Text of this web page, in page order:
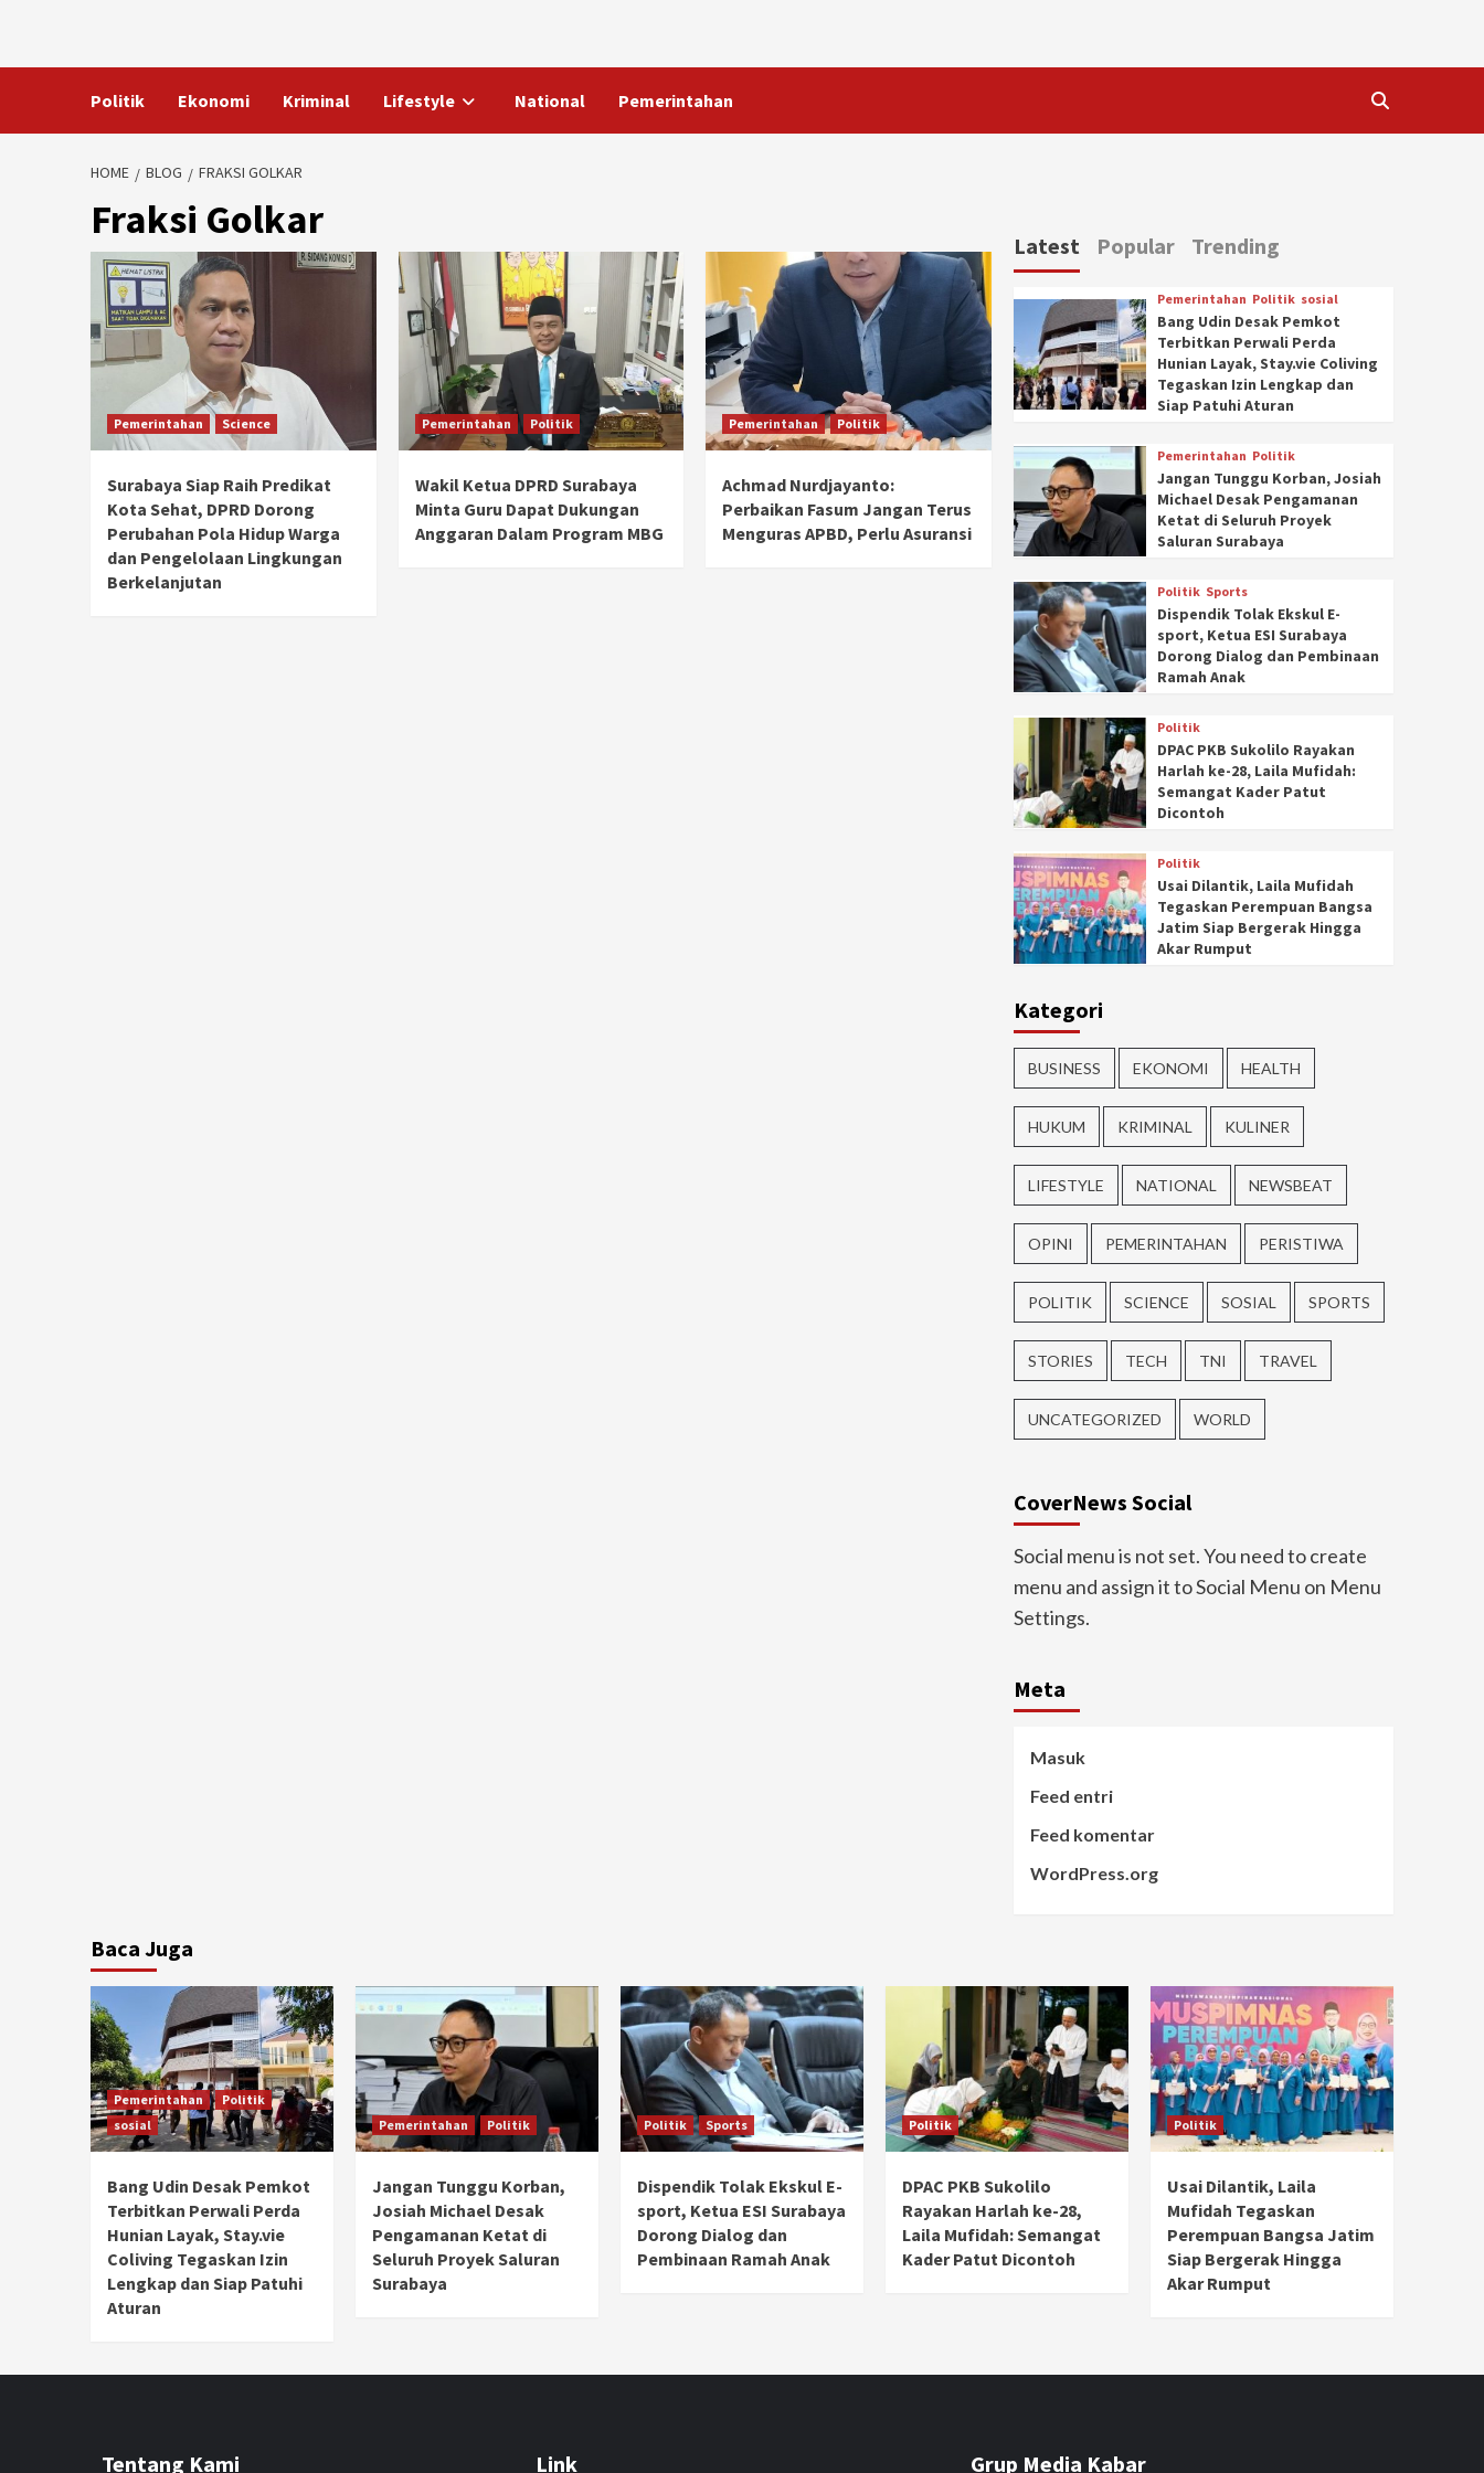
Politik Ekonomi Kriminal Lifestyle National Pemerintahan
HOME BLOG FRAKSI GOLKAR
Fraksi Golkar
Pemerintahan Science
Surabaya Siap Raih Predikat
Kota Sehat, DPRD Dorong
Perubahan Pola Hidup Warga
dan Pengelolaan Lingkungan
Berkelanjutan
Pemerintahan Politik
Wakil Ketua DPRD Surabaya
Minta Guru Dapat Dukungan
Anggaran Dalam Program MBG
Pemerintahan Politik
Achmad Nurdjayanto:
Perbaikan Fasum Jangan Terus
Menguras APBD, Perlu Asuransi
Latest Popular Trending
Pemerintahan Politik sosial
Bang Udin Desak Pemkot
Terbitkan Perwali Perda
Hunian Layak, Stay.vie Coliving
Tegaskan Izin Lengkap dan
Siap Patuhi Aturan
Pemerintahan Politik
Jangan Tunggu Korban, Josiah
Michael Desak Pengamanan
Ketat di Seluruh Proyek
Saluran Surabaya
Politik Sports
Dispendik Tolak Ekskul E-
sport, Ketua ESI Surabaya
Dorong Dialog dan Pembinaan
Ramah Anak
Politik
DPAC PKB Sukolilo Rayakan
Harlah ke-28, Laila Mufidah:
Semangat Kader Patut
Dicontoh
Politik
Usai Dilantik, Laila Mufidah
Tegaskan Perempuan Bangsa
Jatim Siap Bergerak Hingga
Akar Rumput
Kategori
BUSINESS EKONOMI HEALTH
HUKUM KRIMINAL KULINER
LIFESTYLE NATIONAL NEWSBEAT
OPINI PEMERINTAHAN PERISTIWA
POLITIK SCIENCE SOSIAL SPORTS
STORIES TECH TNI TRAVEL
UNCATEGORIZED WORLD
CoverNews Social
Social menu is not set. You need to create
menu and assign it to Social Menu on Menu
Settings.
Meta
Masuk
Feed entri
Feed komentar
WordPress.org
Baca Juga
Pemerintahan
Politik
sosial
Bang Udin Desak Pemkot
Terbitkan Perwali Perda
Hunian Layak, Stay.vie
Coliving Tegaskan Izin
Lengkap dan Siap Patuhi
Aturan
Pemerintahan Politik
Jangan Tunggu Korban,
Josiah Michael Desak
Pengamanan Ketat di
Seluruh Proyek Saluran
Surabaya
Politik Sports
Dispendik Tolak Ekskul E-
sport, Ketua ESI Surabaya
Dorong Dialog dan
Pembinaan Ramah Anak
Politik
DPAC PKB Sukolilo
Rayakan Harlah ke-28,
Laila Mufidah: Semangat
Kader Patut Dicontoh
Politik
Usai Dilantik, Laila
Mufidah Tegaskan
Perempuan Bangsa Jatim
Siap Bergerak Hingga
Akar Rumput
Tentang Kami Link Grup Media Kabar